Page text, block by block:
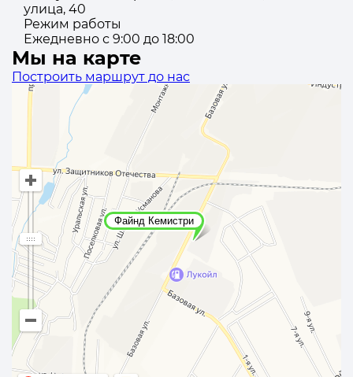
улица, 40
Режим работы
Ежедневно с 9:00 до 18:00
Мы на карте
Построить маршрут до нас
Файнд Кемистри